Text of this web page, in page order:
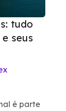
tudo
seus
é parte